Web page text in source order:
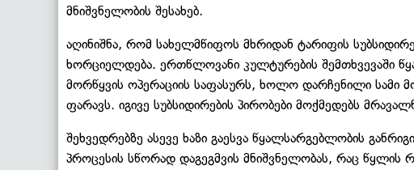
მნიშვნელობის შესახებ.
აღინიშნა, რომ სახელმწიფოს მხრიდან ტარიფის
ხორციელდება. ერთწლოვანი კულტურების შემთხვევაში
მორწყვის ოპერაციის საფასურს, ხოლო დარჩენილი სამი
ფარავს. იგივე სუბსიდირების პირობები მოქმედებს
შეხვედრებზე ასევე ხაზი გაესვა წყალსარგებლობის
პროცესის სწორად დაგეგმვის მნიშვნელობას, რაც წყლის